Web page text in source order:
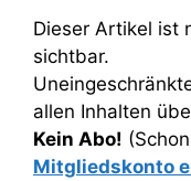
Dieser Artikel ist
sichtbar.
allen Inhalten
Kein Abo!
Mitgliedskonto